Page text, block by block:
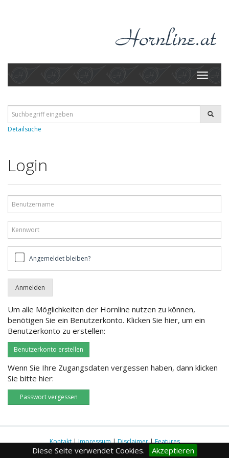
Diese Seite verwendet Cookies. Akzeptieren
Toggle
Detailsuche
Login
bleiben?Angemeldet bleiben?
Um alle Möglichkeiten der Hornline nutzen zu können,
benötigen Sie ein Benutzerkonto. Klicken Sie hier, um ein
Benutzerkonto zu erstellen:
Benutzerkonto erstellen
Wenn Sie Ihre Zugangsdaten vergessen haben, dann klicken
Sie bitte hier:
Passwort vergessen
Kontakt|Impressum|Disclaimer|Features